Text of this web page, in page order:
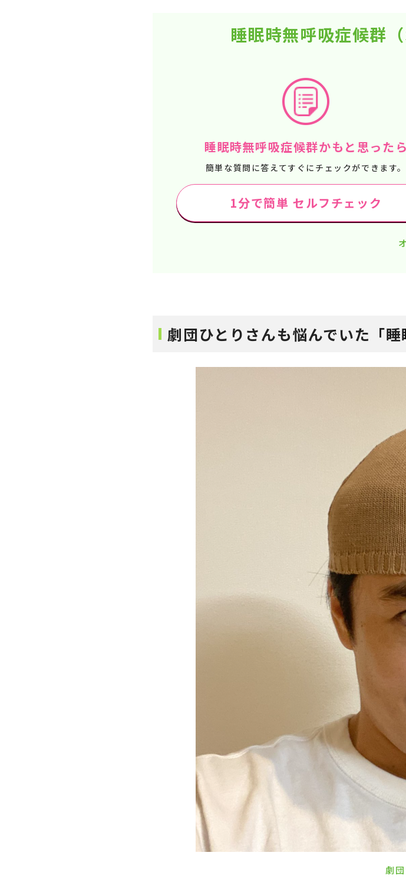
睡眠時無呼吸症候群
睡眠時無呼吸症候群かもと思ったら
簡単な質問に答えてすぐにチェックができます。
1分で簡単 セルフチェック
劇団ひとりさんも悩んでいた「
劇